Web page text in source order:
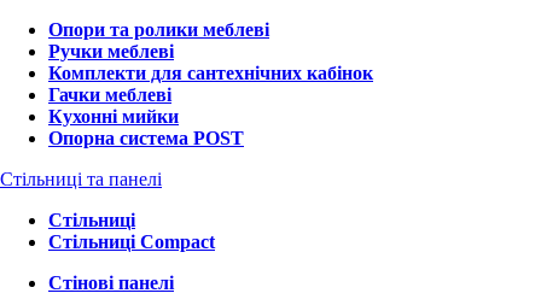
Опори та ролики меблеві
Ручки меблеві
Комплекти для сантехнічних кабінок
Гачки меблеві
Кухонні мийки
Опорна система POST
Стільниці та панелі
Стільниці
Стільниці Compact
Стінові панелі